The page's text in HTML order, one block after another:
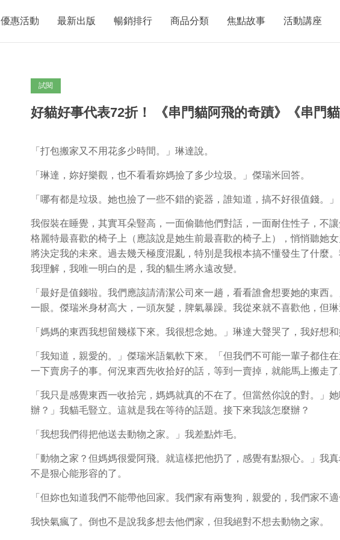
優惠活動 最新出版 暢銷排行 商品分類 焦點故事 活動講座
試閱
好貓好事代表72折！ 《串門貓阿飛的奇蹟》《串門
「打包搬家又不用花多少時間。」琳達說。
「琳達，妳好樂觀，也不看看妳媽撿了多少垃圾。」傑瑞米回答。
「哪有都是垃圾。她也撿了一些不錯的瓷器，誰知道，搞不好很值錢。」
我假裝在睡覺，其實耳朵豎高，一面偷聽他們對話，一面耐住性子，不
格麗特最喜歡的椅子上（應該說是她生前最喜歡的椅子上），悄悄聽她
將決定我的未來。過去幾天極度混亂，特別是我根本搞不懂發生了什麼
我理解，我唯一明白的是，我的貓生將永遠改變。
「最好是值錢啦。我們應該請清潔公司來一趟，看看誰會想要她的東西
一眼。傑瑞米身材高大，一頭灰髮，脾氣暴躁。我從來就不喜歡他，但琳
「媽媽的東西我想留幾樣下來。我很想念她。」琳達大聲哭了，我好想
「我知道，親愛的。」傑瑞米語氣軟下來。「但我們不可能一輩子都住
一下賣房子的事。何況東西先收拾好的話，等到一賣掉，就能馬上搬走了
「我只是感覺東西一收拾完，媽媽就真的不在了。但當然你說的對。」
辦？」我貓毛豎立。這就是我在等待的話題。接下來我該怎麼辦？
「我想我們得把他送去動物之家。」我差點炸毛。
「動物之家？但媽媽很愛阿飛。就這樣把他扔了，感覺有點狠心。」我
不是狠心能形容的了。
「但妳也知道我們不能帶他回家。我們家有兩隻狗，親愛的，我們家不適
我快氣瘋了。倒也不是說我多想去他們家，但我絕對不想去動物之家。